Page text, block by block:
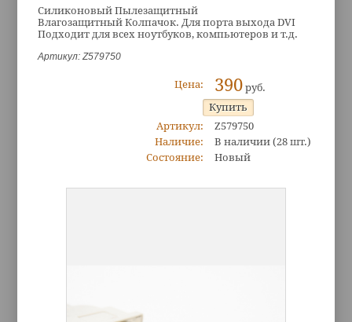
Силиконовый Пылезащитный
Влагозащитный Колпачок. Для порта выхода DVI
Подходит для всех ноутбуков, компьютеров и т.д.
Артикул: Z579750
Цена: 390руб.
Артикул:
Z579750
Наличие:
В наличии (28 шт.)
Состояние:
Новый